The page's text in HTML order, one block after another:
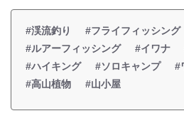
#渓流釣り
#フライフィッシング
#ルアーフィッシング
#イワナ
#ハイキング
#ソロキャンプ
#
#高山植物
#山小屋